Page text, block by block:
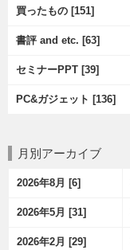
買ったもの [151]
書評 and etc. [63]
セミナーPPT [39]
PC&ガジェット [136]
月別アーカイブ
2026年8月 [6]
2026年5月 [31]
2026年2月 [29]